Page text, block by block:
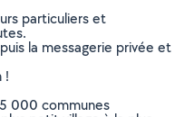
particuliers et
la messagerie privée et
!
000 communes